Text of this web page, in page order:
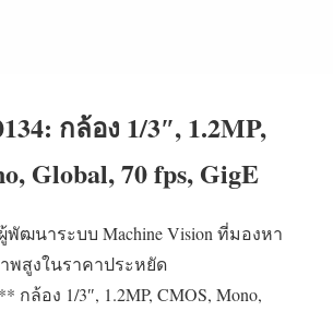
กล้อง 1/3″, 1.2MP,
Global, 70 fps, GigE
ฒนาระบบ Machine Vision ที่มองหา
สูงในราคาประหยัด
กล้อง 1/3″, 1.2MP, CMOS, Mono,